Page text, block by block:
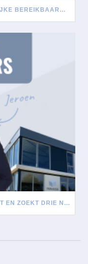
ZEG ‘HO HO HO’ TEGEN ONDUIDELIJKE BEREIKBAARHEID TIJDENS DE FEESTDAGEN
GOED NIEUWS: NOVUSS BREIDT UIT EN ZOEKT DRIE NIEUWE MEDEWERKERS